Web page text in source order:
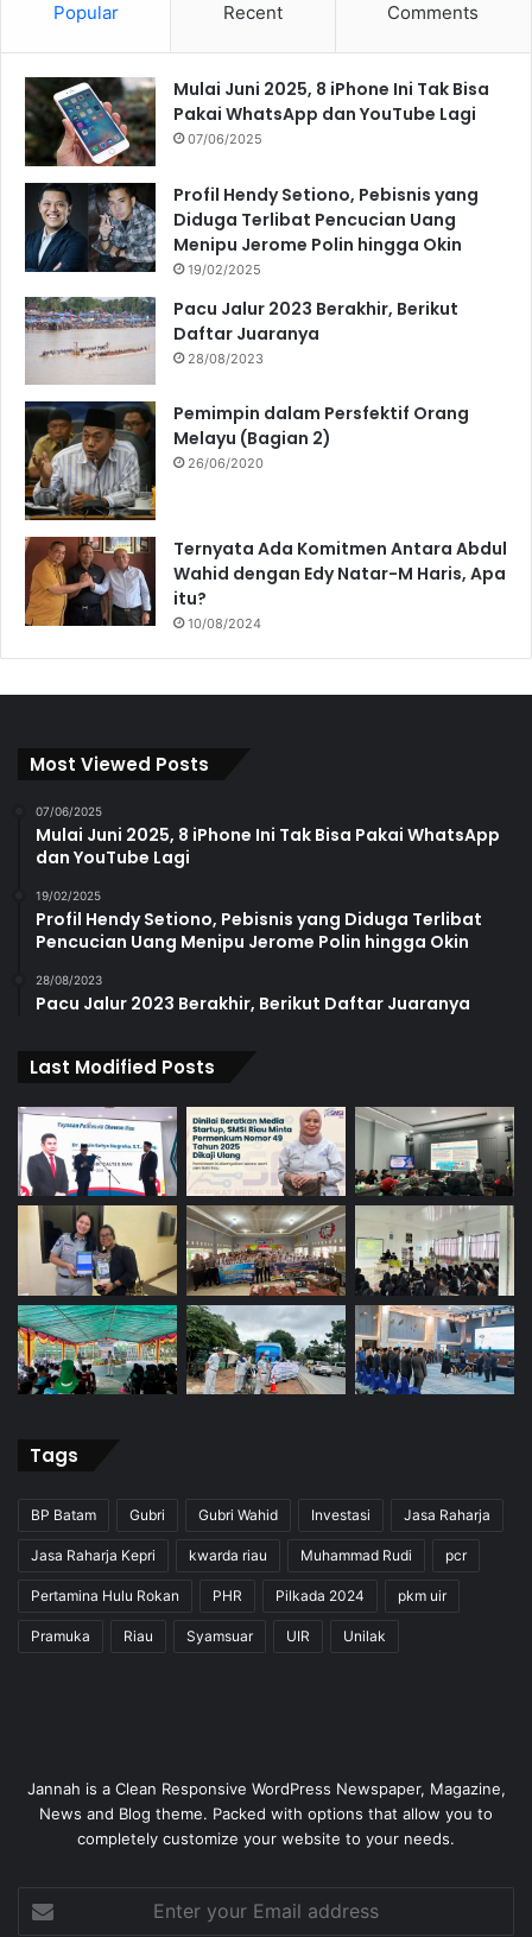
Popular Recent Comments
Mulai Juni 2025, 8 iPhone Ini Tak Bisa
Pakai WhatsApp dan YouTube Lagi
07/06/2025
Profil Hendy Setiono, Pebisnis yang
Diduga Terlibat Pencucian Uang
Menipu Jerome Polin hingga Okin
19/02/2025
Pacu Jalur 2023 Berakhir, Berikut
Daftar Juaranya
28/08/2023
Pemimpin dalam Persfektif Orang
Melayu (Bagian 2)
26/06/2020
Ternyata Ada Komitmen Antara Abdul
Wahid dengan Edy Natar-M Haris, Apa
itu?
10/08/2024
Most Viewed Posts
07/06/2025
Mulai Juni 2025, 8 iPhone Ini Tak Bisa Pakai WhatsApp
dan YouTube Lagi
19/02/2025
Profil Hendy Setiono, Pebisnis yang Diduga Terlibat
Pencucian Uang Menipu Jerome Polin hingga Okin
28/08/2023
Pacu Jalur 2023 Berakhir, Berikut Daftar Juaranya
Last Modified Posts
Tags
BP Batam Gubri Gubri Wahid Investasi Jasa Raharja
Jasa Raharja Kepri kwarda riau Muhammad Rudi pcr
Pertamina Hulu Rokan PHR Pilkada 2024 pkm uir
Pramuka Riau Syamsuar UIR Unilak
Jannah is a Clean Responsive WordPress Newspaper, Magazine,
News and Blog theme. Packed with options that allow you to
completely customize your website to your needs.
your